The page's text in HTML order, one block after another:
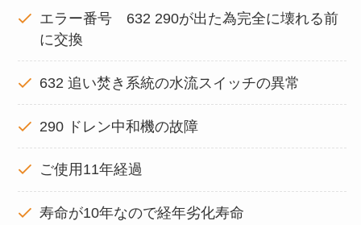
エラー番号 632 290が出た為完全に壊れる前
に交換
632 追い焚き系統の水流スイッチの異常
290 ドレン中和機の故障
ご使用11年経過
寿命が10年なので経年劣化寿命